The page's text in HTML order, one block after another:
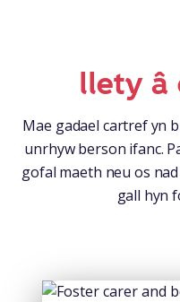
llety
Mae gadael cartref yn
unrhyw berson ifanc.
gofal maeth neu os
gall hyn